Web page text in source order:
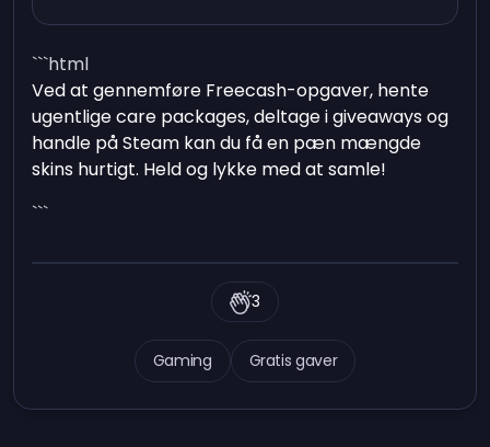
```html
Ved at gennemføre Freecash-opgaver, hente
ugentlige care packages, deltage i giveaways og
handle på Steam kan du få en pæn mængde
skins hurtigt. Held og lykke med at samle!
```
Gaming Gratis gaver
3